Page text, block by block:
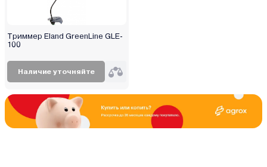
Триммер Eland GreenLine GLE-
100
Наличие уточняйте